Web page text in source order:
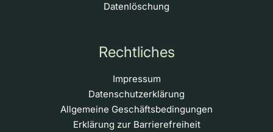
Datenlöschung
Rechtliches
Impressum
Datenschutzerklärung
Allgemeine Geschäftsbedingungen
Erklärung zur Barrierefreiheit